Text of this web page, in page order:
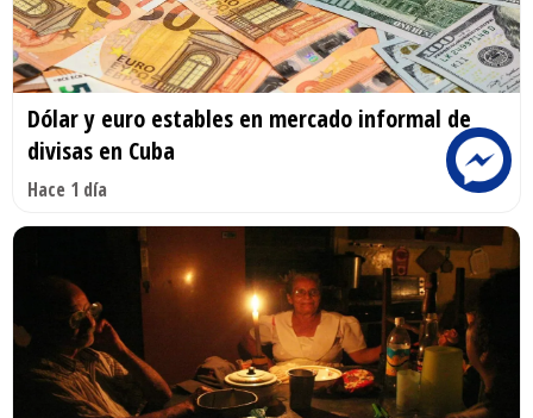
Dólar y euro estables en mercado informal de
divisas en Cuba
Hace 1 día